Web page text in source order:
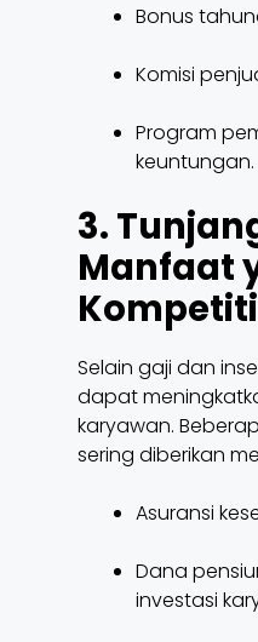
Bonus
Komisi
Program
keuntungan.
3.
Manfaat
Selain gaji dan
dapat
karyawan.
sering diberikan
Asuransi
Dana
investasi